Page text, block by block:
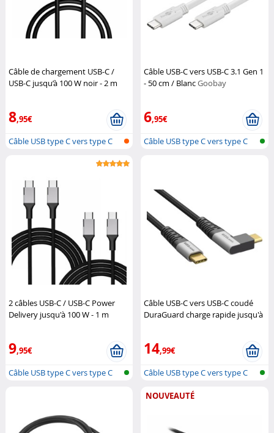
Câble de chargement USB-C /
USB-C jusqu’à 100 W noir - 2 m
8,95€
Câble USB type C vers type C
Câble USB-C vers USB-C 3.1 Gen 1
- 50 cm / BlancGoobay
6,95€
Câble USB type C vers type C
2 câbles USB-C / USB-C Power
Delivery jusqu'à 100 W - 1 m
9,95€
Câble USB type C vers type C
Câble USB-C vers USB-C coudé
DuraGuard charge rapide jusqu'à
14,99€
Câble USB type C vers type C
NOUVEAUTÉ